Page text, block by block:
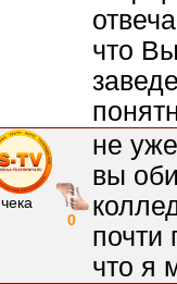
что
чека
0
не
вы
почти
что я